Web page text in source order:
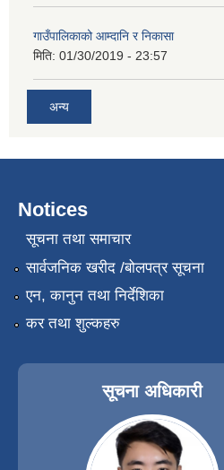
गाउँपालिकाको आम्दानि र निकासा
मिति: 01/30/2019 - 23:57
अन्य
Notices
सूचना तथा समाचार
सार्वजनिक खरीद /बोलपत्र सूचना
एन, कानुन तथा निर्देशिका
कर तथा शुल्कहरु
सूचना अधिकारी